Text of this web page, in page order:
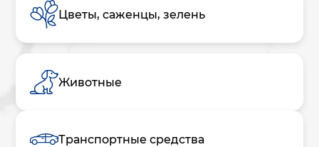
Цветы, саженцы, зелень
Животные
Транспортные средства